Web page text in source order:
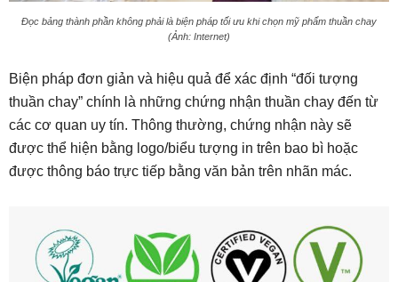
Đọc bảng thành phần không phải là biện pháp tối ưu khi chọn mỹ phẩm thuần chay
(Ảnh: Internet)
Biện pháp đơn giản và hiệu quả để xác định “đối tượng
thuần chay” chính là những chứng nhận thuần chay đến từ
các cơ quan uy tín. Thông thường, chứng nhận này sẽ
được thể hiện bằng logo/biểu tượng in trên bao bì hoặc
được thông báo trực tiếp bằng văn bản trên nhãn mác.